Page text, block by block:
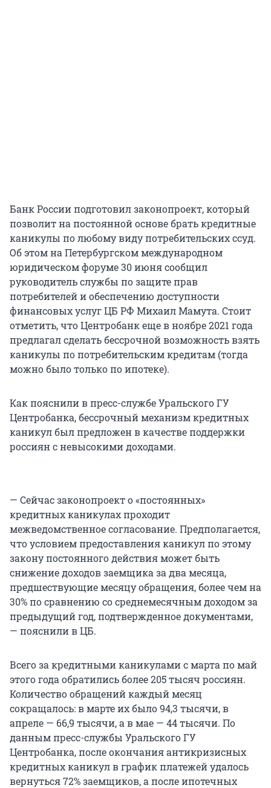
Банк России подготовил законопроект, который
позволит на постоянной основе брать кредитные
каникулы по любому виду потребительских ссуд.
Об этом на Петербургском международном
юридическом форуме 30 июня сообщил
руководитель службы по защите прав
потребителей и обеспечению доступности
финансовых услуг ЦБ РФ Михаил Мамута. Стоит
отметить, что Центробанк еще в ноябре 2021 года
предлагал сделать бессрочной возможность взять
каникулы по потребительским кредитам (тогда
можно было только по ипотеке).
Как пояснили в пресс-службе Уральского ГУ
Центробанка, бессрочный механизм кредитных
каникул был предложен в качестве поддержки
россиян с невысокими доходами.
— Сейчас законопроект о «постоянных»
кредитных каникулах проходит
межведомственное согласование. Предполагается,
что условием предоставления каникул по этому
закону постоянного действия может быть
снижение доходов заемщика за два месяца,
предшествующие месяцу обращения, более чем на
30% по сравнению со среднемесячным доходом за
предыдущий год, подтвержденное документами,
— пояснили в ЦБ.
Всего за кредитными каникулами с марта по май
этого года обратились более 205 тысяч россиян.
Количество обращений каждый месяц
сокращалось: в марте их было 94,3 тысячи, в
апреле — 66,9 тысячи, а в мае — 44 тысячи. По
данным пресс-службы Уральского ГУ
Центробанка, после окончания антикризисных
кредитных каникул в график платежей удалось
вернуться 72% заемщиков, а после ипотечных